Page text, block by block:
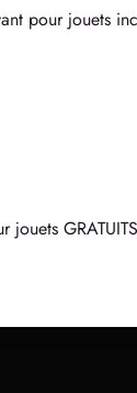
pour jouets
GRATUITS